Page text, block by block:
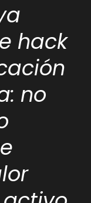
hack
no